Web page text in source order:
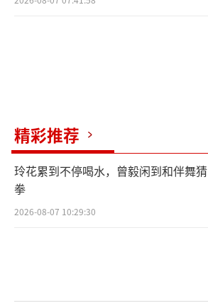
精彩推荐
玲花累到不停喝水，曾毅闲到和伴舞猜
拳
2026-08-07 10:29:30